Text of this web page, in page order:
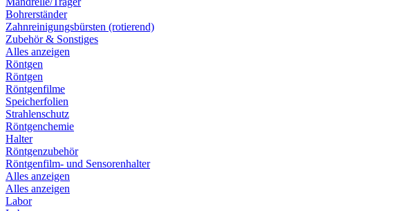
Bohrerständer
Zahnreinigungsbürsten (rotierend)
Zubehör & Sonstiges
Alles anzeigen
Röntgen
Röntgen
Röntgenfilme
Speicherfolien
Strahlenschutz
Röntgenchemie
Halter
Röntgenzubehör
Röntgenfilm- und Sensorenhalter
Alles anzeigen
Alles anzeigen
Labor